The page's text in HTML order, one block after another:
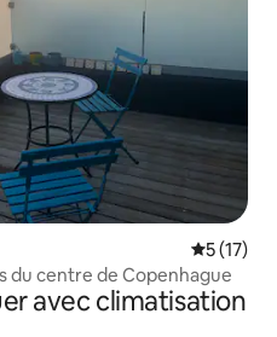
Note
5 (17)
du centre de Copenhague
avec climatisation